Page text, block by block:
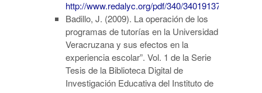
http://www.redalyc.org/pdf/340/34019137005.pdf
Badillo, J. (2009). La operación de los
programas de tutorías en la Universidad
Veracruzana y sus efectos en la
experiencia escolar”. Vol. 1 de la Serie
Tesis de la Biblioteca Digital de
Investigación Educativa del Instituto de